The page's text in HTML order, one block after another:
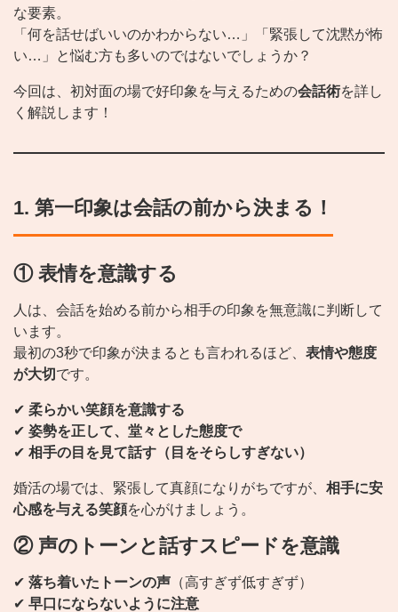
な要素。
「何を話せばいいのかわからない…」「緊張して沈黙が怖
い…」と悩む方も多いのではないでしょうか？
今回は、初対面の場で好印象を与えるための会話術を詳し
く解説します！
1. 第一印象は会話の前から決まる！
① 表情を意識する
人は、会話を始める前から相手の印象を無意識に判断して
います。
最初の3秒で印象が決まるとも言われるほど、 表情や態度
が大切 です。
✔ 柔らかい笑顔を意識する
✔ 姿勢を正して、堂々とした態度で
✔ 相手の目を見て話す（目をそらしすぎない）
婚活の場では、緊張して真顔になりがちですが、 相手に安
心感を与える笑顔を心がけましょう。
② 声のトーンと話すスピードを意識
✔ 落ち着いたトーンの声 （高すぎず低すぎず）
✔ 早口にならないように注意